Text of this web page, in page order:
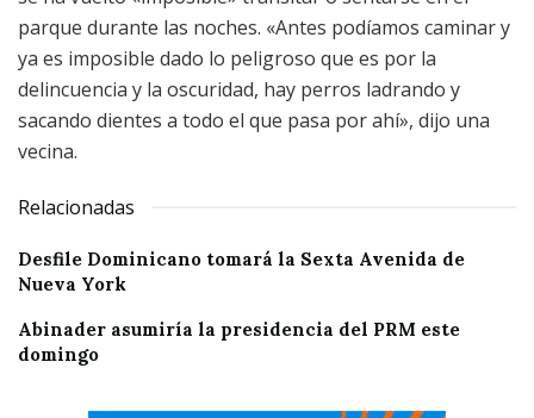
parque durante las noches. «Antes podíamos caminar y
ya es imposible dado lo peligroso que es por la
delincuencia y la oscuridad, hay perros ladrando y
sacando dientes a todo el que pasa por ahí», dijo una
vecina.
Relacionadas
Desfile Dominicano tomará la Sexta Avenida de
Nueva York
Abinader asumiría la presidencia del PRM este
domingo